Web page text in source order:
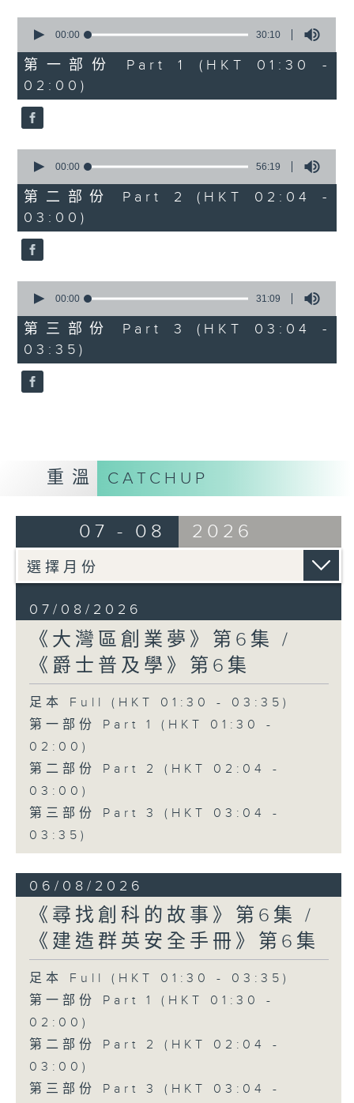
seconds
30
minutes,
10
seconds
00:00 30:10
第一部份 Part 1 (HKT 01:30 -
02:00)
seconds
56
minutes,
19
seconds
00:00 56:19
第二部份 Part 2 (HKT 02:04 -
03:00)
seconds
31
minutes,
9
seconds
00:00 31:09
第三部份 Part 3 (HKT 03:04 -
03:35)
重溫 CATCHUP
07 - 08 2026
07/08/2026
《大灣區創業夢》第6集 /
《爵士普及學》第6集
足本 Full (HKT 01:30 - 03:35)
第一部份 Part 1 (HKT 01:30 -
02:00)
第二部份 Part 2 (HKT 02:04 -
03:00)
第三部份 Part 3 (HKT 03:04 -
03:35)
06/08/2026
《尋找創科的故事》第6集 /
《建造群英安全手冊》第6集
足本 Full (HKT 01:30 - 03:35)
第一部份 Part 1 (HKT 01:30 -
02:00)
第二部份 Part 2 (HKT 02:04 -
03:00)
第三部份 Part 3 (HKT 03:04 -